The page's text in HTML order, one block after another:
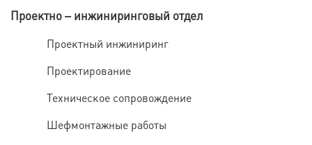
Проектно – инжиниринговый отдел
Проектный инжиниринг
Проектирование
Техническое сопровождение
Шефмонтажные работы